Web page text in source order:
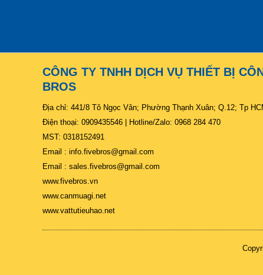
CÔNG TY TNHH DỊCH VỤ THIẾT BỊ
BROS
Địa chỉ: 441/8 Tô Ngọc Vân; Phường Thạnh Xuân; Q.12; Tp
Điện thoại: 0909435546 | Hotline/Zalo: 0968 284 470
MST: 0318152491
Email : info.fivebros@gmail.com
Email : sales.fivebros@gmail.com
www.fivebros.vn
www.canmuagi.net
www.vattutieuhao.net